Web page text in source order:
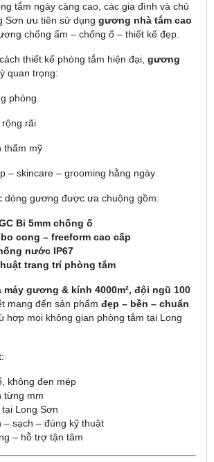
tắm ngày càng cao, các gia đình và chủ
Sơn ưu tiên sử dụng gương nhà tắm cao
chống ẩm – chống ố – thiết kế đẹp.
thiết kế phòng tắm hiện đại, gương
quan trọng:
phòng
rãi
thẩm mỹ
– skincare – grooming hằng ngày
dòng gương được ưa chuộng gồm:
Bỉ 5mm chống ố
cong – freeform cao cấp
nước IP67
trang trí phòng tắm
máy gương & kính 4000m², đội ngũ 100
mang đến sản phẩm đẹp – bền – chuẩn
hợp mọi không gian phòng tắm tại Long
không đen mép
từng mm
Long Sơn
sạch – đúng kỹ thuật
– hỗ trợ tận tâm